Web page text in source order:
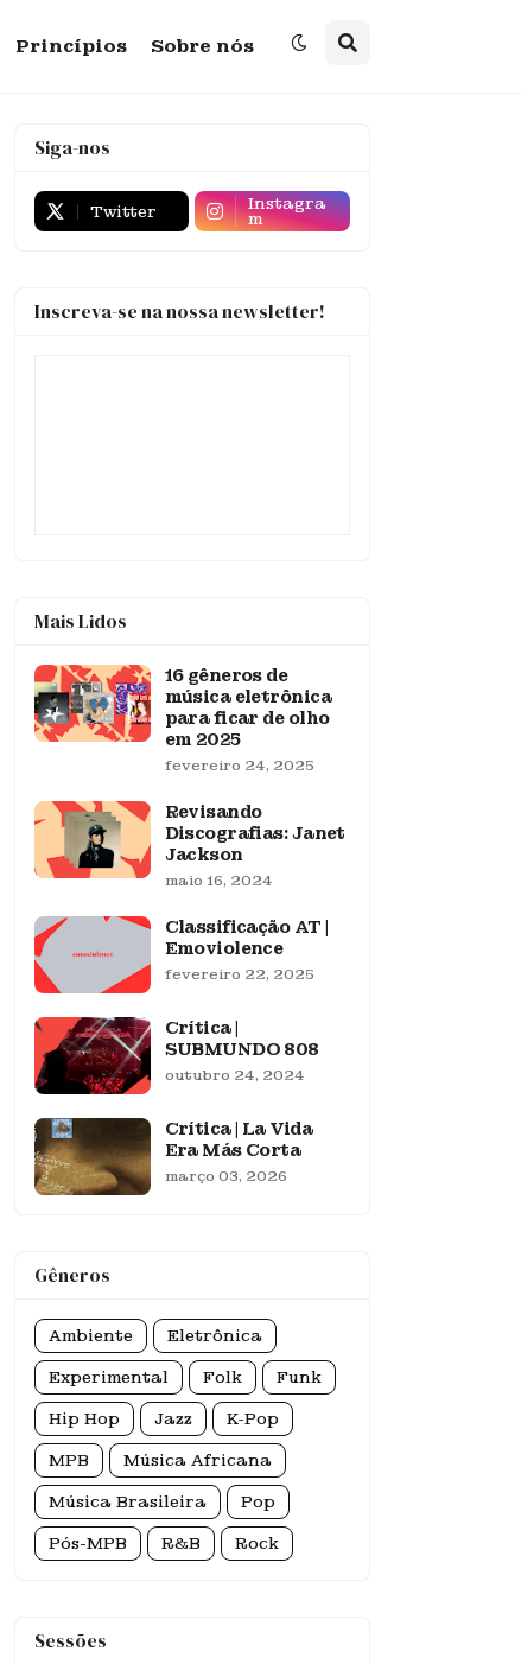
Princípios Sobre nós
Siga-nos
Twitter Instagra
m
Inscreva-se na nossa newsletter!
Mais Lidos
16 gêneros de
música eletrônica
para ficar de olho
em 2025
fevereiro 24, 2025
Revisando
Discografias: Janet
Jackson
maio 16, 2024
Classificação AT |
Emoviolence
fevereiro 22, 2025
Crítica |
SUBMUNDO 808
outubro 24, 2024
Crítica | La Vida
Era Más Corta
março 03, 2026
Gêneros
Ambiente Eletrônica
Experimental Folk Funk
Hip Hop Jazz K-Pop
MPB Música Africana
Música Brasileira Pop
Pós-MPB R&B Rock
Sessões